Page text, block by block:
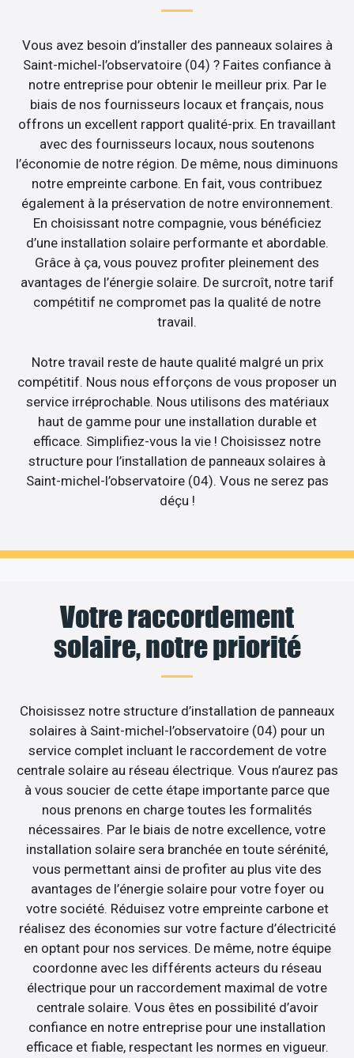
Vous avez besoin d’installer des panneaux solaires à
Saint-michel-l’observatoire (04) ? Faites confiance à
notre entreprise pour obtenir le meilleur prix. Par le
biais de nos fournisseurs locaux et français, nous
offrons un excellent rapport qualité-prix. En travaillant
avec des fournisseurs locaux, nous soutenons
l’économie de notre région. De même, nous diminuons
notre empreinte carbone. En fait, vous contribuez
également à la préservation de notre environnement.
En choisissant notre compagnie, vous bénéficiez
d’une installation solaire performante et abordable.
Grâce à ça, vous pouvez profiter pleinement des
avantages de l’énergie solaire. De surcroît, notre tarif
compétitif ne compromet pas la qualité de notre
travail.
Notre travail reste de haute qualité malgré un prix
compétitif. Nous nous efforçons de vous proposer un
service irréprochable. Nous utilisons des matériaux
haut de gamme pour une installation durable et
efficace. Simplifiez-vous la vie ! Choisissez notre
structure pour l’installation de panneaux solaires à
Saint-michel-l’observatoire (04). Vous ne serez pas
déçu !
Votre raccordement
solaire, notre priorité
Choisissez notre structure d’installation de panneaux
solaires à Saint-michel-l’observatoire (04) pour un
service complet incluant le raccordement de votre
centrale solaire au réseau électrique. Vous n’aurez pas
à vous soucier de cette étape importante parce que
nous prenons en charge toutes les formalités
nécessaires. Par le biais de notre excellence, votre
installation solaire sera branchée en toute sérénité,
vous permettant ainsi de profiter au plus vite des
avantages de l’énergie solaire pour votre foyer ou
votre société. Réduisez votre empreinte carbone et
réalisez des économies sur votre facture d’électricité
en optant pour nos services. De même, notre équipe
coordonne avec les différents acteurs du réseau
électrique pour un raccordement maximal de votre
centrale solaire. Vous êtes en possibilité d’avoir
confiance en notre entreprise pour une installation
efficace et fiable, respectant les normes en vigueur.